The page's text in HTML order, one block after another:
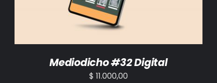
Mediodicho #32 Digital
$ 11.000,00